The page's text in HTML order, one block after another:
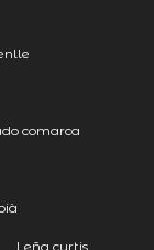
comarca
Leña curtis